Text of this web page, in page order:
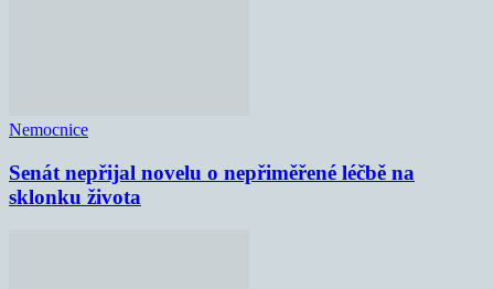
Nemocnice
Senát nepřijal novelu o nepřiměřené léčbě na
sklonku života